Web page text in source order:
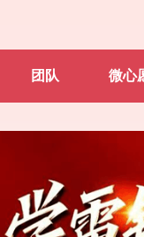
团队 微心